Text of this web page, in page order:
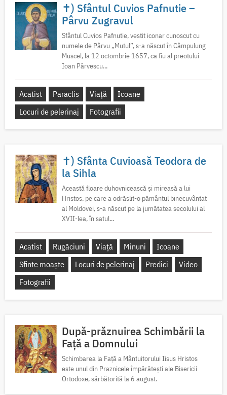
✝) Sfântul Cuvios Pafnutie –
Pârvu Zugravul
Sfântul Cuvios Pafnutie, vestit iconar cunoscut cu
numele de Pârvu „Mutul”, s-a născut în Câmpulung
Muscel, la 12 octombrie 1657, ca fiu al preotului
Ioan Pârvescu...
Acatist Paraclis Viață
Icoane
Locuri de pelerinaj
Fotografii
✝) Sfânta Cuvioasă Teodora de
la Sihla
Această floare duhovnicească și mireasă a lui
Hristos, pe care a odrăslit-o pământul binecuvântat
al Moldovei, s-a născut pe la jumătatea secolului al
XVII-lea, în satul...
Acatist Rugăciuni Viață Minuni
Icoane
Sfinte moaște
Locuri de pelerinaj Predici
Video
Fotografii
După-prăznuirea Schimbării la
Față a Domnului
Schimbarea la Față a Mântuitorului Iisus Hristos
este unul din Praznicele împărătești ale Bisericii
Ortodoxe, sărbătorită la 6 august.